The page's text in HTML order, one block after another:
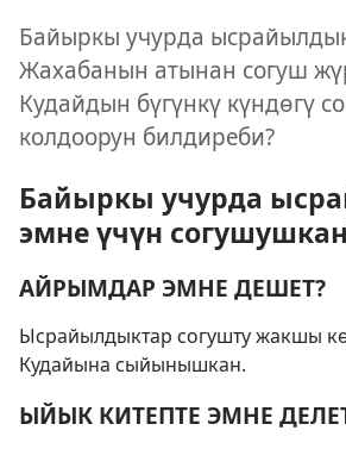
Байыркы учурда
Жахабанын атынан согуш
Кудайдын бүгүнкү күндөгү
колдоорун билдиреби?
Байыркы учурда
эмне үчүн
АЙРЫМДАР ЭМНЕ ДЕШЕТ?
Ысрайылдыктар согушту жакшы
Кудайына сыйынышкан.
ЫЙЫК КИТЕПТЕ ЭМНЕ